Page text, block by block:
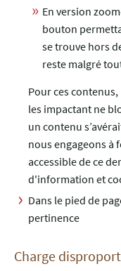
En version
bouton
se trouve hors
reste malgré
Pour ces
les impactant ne
un contenu
nous engageons à
accessible de ce
d'information et
Dans le pied de
pertinence
Charge